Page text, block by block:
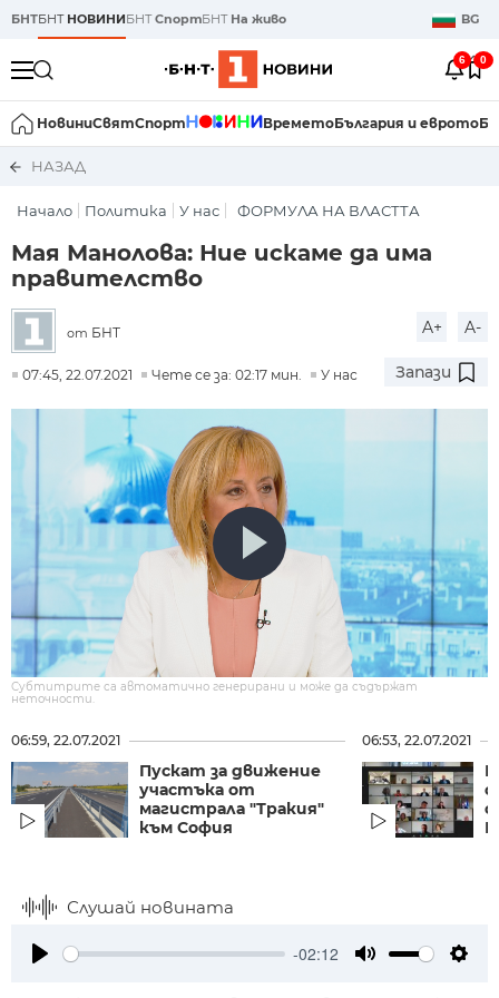
БНТБНТ НОВИНИБНТСпортБНТ На живо BG
6 0
НовиниСвятСпорт ВреметоБългария и еврото
НАЗАД
Начало Политика У нас ФОРМУЛА НА ВЛАСТТА
Мая Манолова: Ние искаме да има
правителство
от БНТ A+ A-
07:45, 22.07.2021 Чете се за: 02:17 мин. У нас Запази
Субтитрите са автоматично генерирани и може да съдържат
неточности.
06:59, 22.07.2021
Пускат за движение
участъка от
магистрала "Тракия"
към София
06:53, 22.07.2021
Слушай новината
-02:12